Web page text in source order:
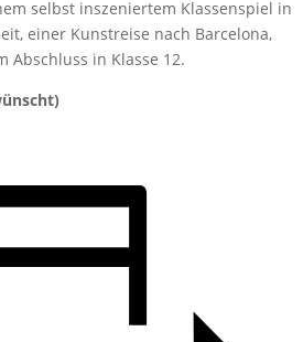
selbst inszeniertem Klassenspiel in
einer Kunstreise nach Barcelona,
Abschluss in Klasse 12.